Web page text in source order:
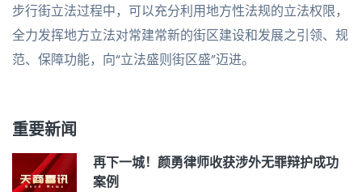
步行街立法过程中，可以充分利用地方性法规的立法权限，
全力发挥地方立法对常建常新的街区建设和发展之引领、规
范、保障功能，向“立法盛则街区盛”迈进。
重要新闻
再下一城！颜勇律师收获涉外无罪辩护成功
案例